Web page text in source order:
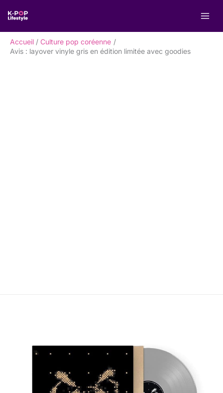
contenu
Accueil
Culture pop coréenne
Avis : layover vinyle gris en édition limitée avec goodies
e
c
h